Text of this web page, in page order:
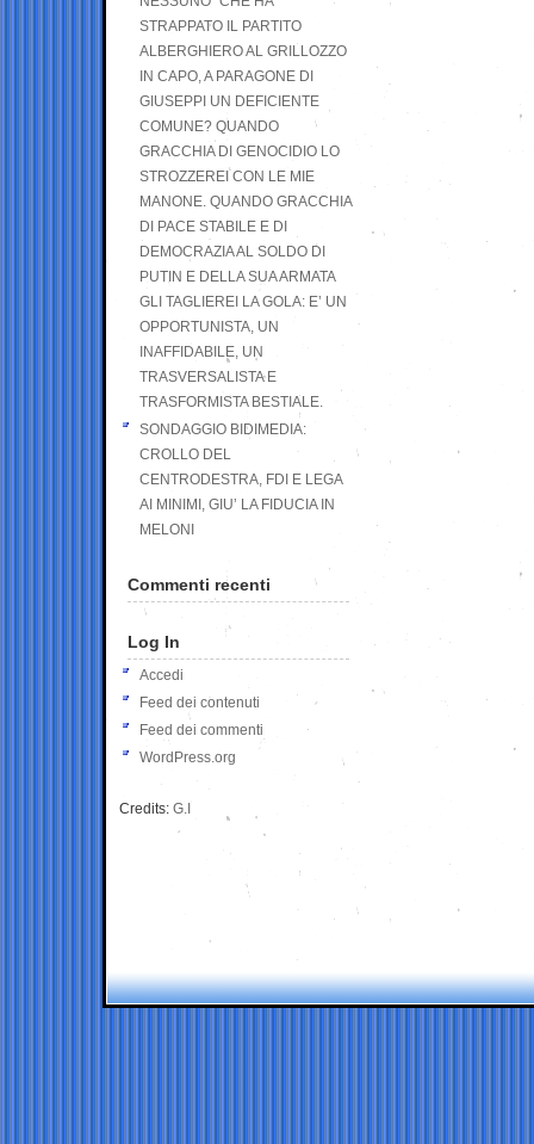
STRAPPATO IL PARTITO
ALBERGHIERO AL GRILLOZZO
IN CAPO, A PARAGONE DI
GIUSEPPI UN DEFICIENTE
COMUNE? QUANDO
GRACCHIA DI GENOCIDIO LO
STROZZEREI CON LE MIE
MANONE. QUANDO GRACCHIA
DI PACE STABILE E DI
DEMOCRAZIA AL SOLDO DI
PUTIN E DELLA SUA ARMATA
GLI TAGLIEREI LA GOLA: E’ UN
OPPORTUNISTA, UN
INAFFIDABILE, UN
TRASVERSALISTA E
TRASFORMISTA BESTIALE.
SONDAGGIO BIDIMEDIA:
CROLLO DEL
CENTRODESTRA, FDI E LEGA
AI MINIMI, GIU’ LA FIDUCIA IN
MELONI
Commenti recenti
Log In
Accedi
Feed dei contenuti
Feed dei commenti
WordPress.org
Credits: G.I